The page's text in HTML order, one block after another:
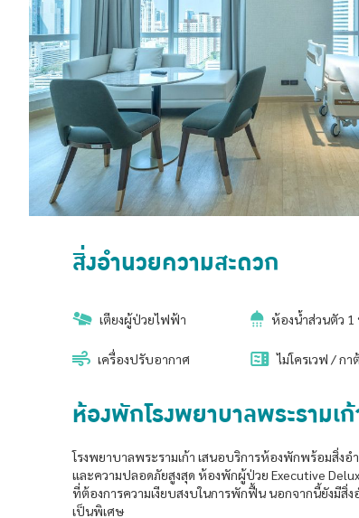
สิ่งอำนวยความสะดวก
เตียงผู้ป่วยไฟฟ้า ห้องน้ำส่วนตัว 1
เครื่องปรับอากาศ ไม่โครเวฟ / กา
ห้องพักโรงพยาบาลพระรามเ
โรงพยาบาลพระรามเก้า เสนอบริการห้องพักพร้อมสิ่
และความปลอดภัยสูงสุด ห้องพักผู้ป่วย Executive
ที่ต้องการความเงียบสงบในการพักฟื้น นอกจากนี้ยังมีสิ่
เป็นพิเศษ